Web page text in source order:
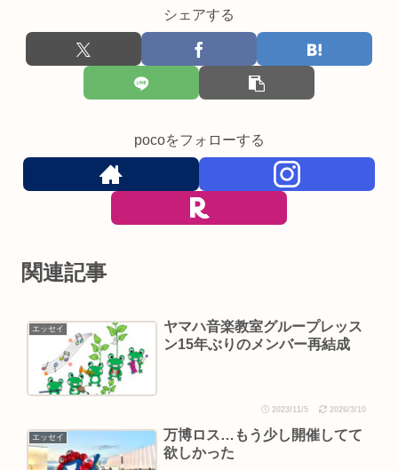
シェアする
pocoをフォローする
関連記事
エッセイ
ヤマハ音楽教室グループレッス
ン15年ぶりのメンバー再結成
2023/11/5 2026/3/10
エッセイ
万博ロス…もう少し開催してて
欲しかった